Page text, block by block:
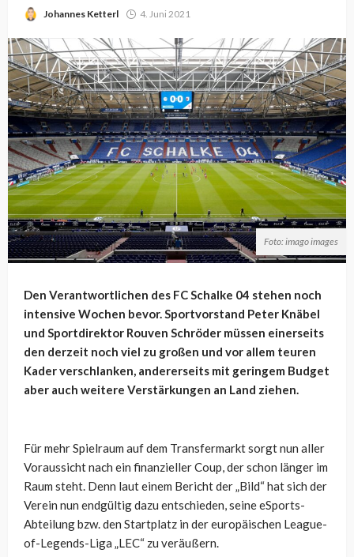
Johannes Ketterl 4. Juni 2021
Foto: imago images
Den Verantwortlichen des FC Schalke 04 stehen noch
intensive Wochen bevor. Sportvorstand Peter Knäbel
und Sportdirektor Rouven Schröder müssen einerseits
den derzeit noch viel zu großen und vor allem teuren
Kader verschlanken, andererseits mit geringem Budget
aber auch weitere Verstärkungen an Land ziehen.
Für mehr Spielraum auf dem Transfermarkt sorgt nun aller
Voraussicht nach ein finanzieller Coup, der schon länger im
Raum steht. Denn laut einem Bericht der „Bild“ hat sich der
Verein nun endgültig dazu entschieden, seine eSports-
Abteilung bzw. den Startplatz in der europäischen League-
of-Legends-Liga „LEC“ zu veräußern.